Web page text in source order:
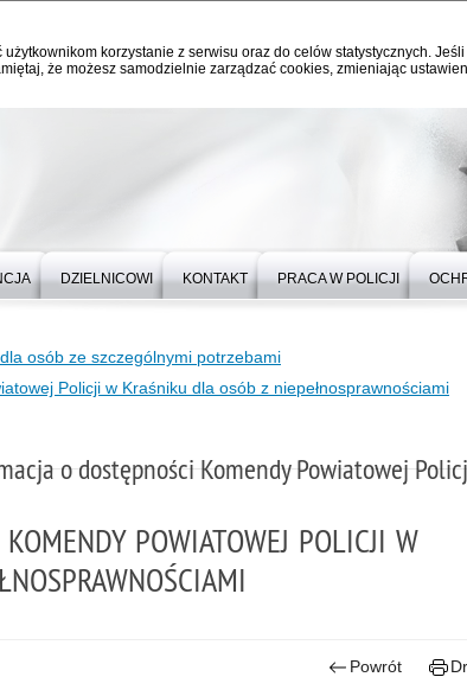
korzystanie z serwisu oraz do celów statystycznych.
że możesz samodzielnie zarządzać cookies, zmieniając
DZIELNICOWI KONTAKT PRACA W POLICJI
osób ze szczególnymi potrzebami
Policji w Kraśniku dla osób z niepełnosprawnościami
o dostępności Komendy Powiatowej
POWIATOWEJ POLICJI W
Powrót